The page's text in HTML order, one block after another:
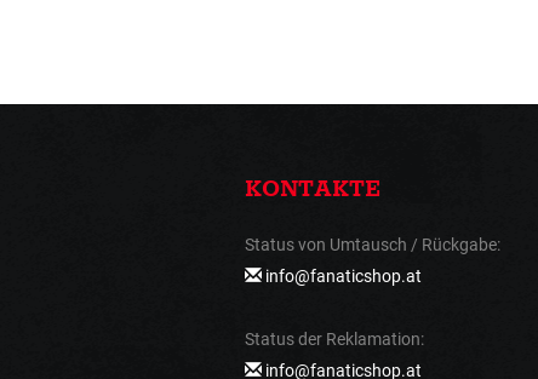
KONTAKTE
Status von Umtausch / Rückgabe:
info@fanaticshop.at
Status der Reklamation:
info@fanaticshop.at